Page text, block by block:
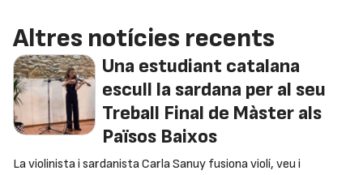
Altres notícies recents
Una estudiant catalana
escull la sardana per al seu
Treball Final de Màster als
Països Baixos
La violinista i sardanista Carla Sanuy fusiona violí, veu i